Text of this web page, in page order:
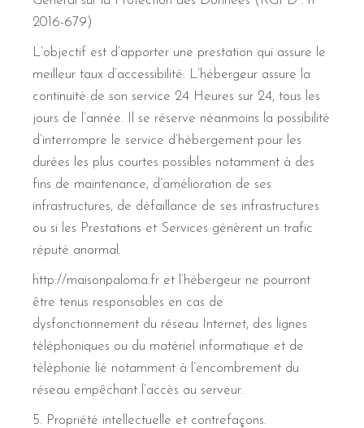
2016-679)
L’objectif est d’apporter une prestation qui assure le
meilleur taux d’accessibilité. L’hébergeur assure la
continuité de son service 24 Heures sur 24, tous les
jours de l’année. Il se réserve néanmoins la possibilité
d’interrompre le service d’hébergement pour les
durées les plus courtes possibles notamment à des
fins de maintenance, d’amélioration de ses
infrastructures, de défaillance de ses infrastructures
ou si les Prestations et Services génèrent un trafic
réputé anormal.
http://maisonpaloma.fr et l’hébergeur ne pourront
être tenus responsables en cas de
dysfonctionnement du réseau Internet, des lignes
téléphoniques ou du matériel informatique et de
téléphonie lié notamment à l’encombrement du
réseau empêchant l’accès au serveur.
5. Propriété intellectuelle et contrefaçons.